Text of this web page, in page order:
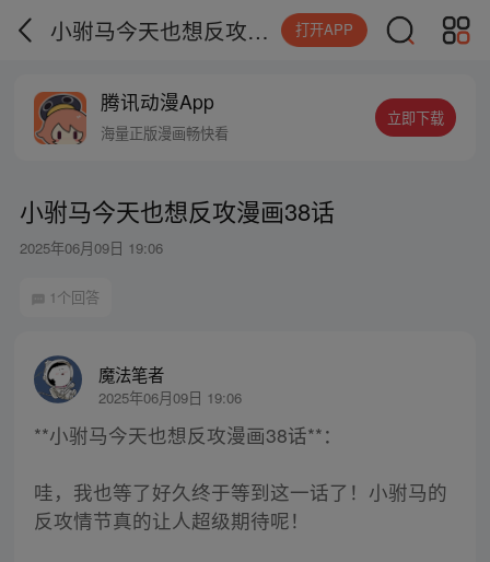
小驸马今天也想反攻漫画38话 打开APP
腾讯动漫App
海量正版漫画畅快看
立即下载
小驸马今天也想反攻漫画38话
2025年06月09日 19:06
1个回答
魔法笔者
2025年06月09日 19:06
**小驸马今天也想反攻漫画38话**：
哇，我也等了好久终于等到这一话了！小驸马的
反攻情节真的让人超级期待呢！